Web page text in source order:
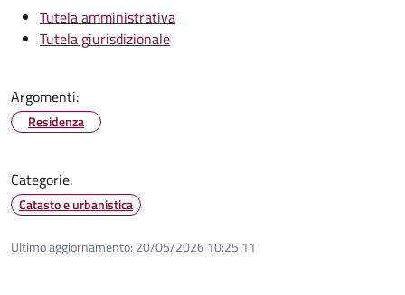
Tutela amministrativa
Tutela giurisdizionale
Argomenti:
Residenza
Categorie:
Catasto e urbanistica
Ultimo aggiornamento: 20/05/2026 10:25.11